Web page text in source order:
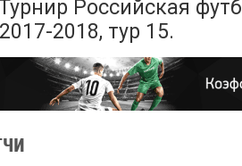
Российская
2018, тур 15.